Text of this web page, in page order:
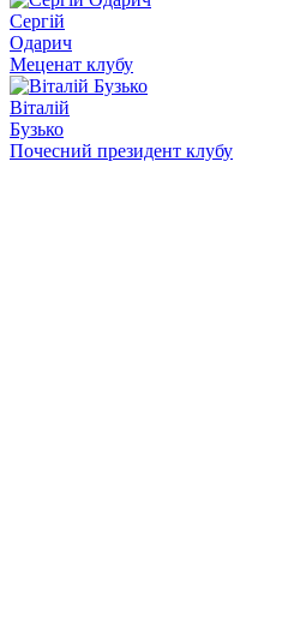
Сергій
Одарич
Меценат клубу
Віталій
Бузько
Почесний президент клубу